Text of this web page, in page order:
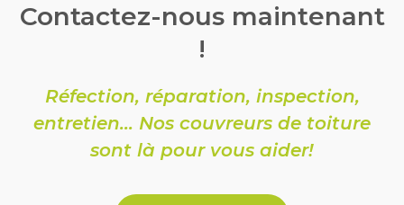
Contactez-nous maintenant
!
Réfection, réparation, inspection,
entretien… Nos couvreurs de toiture
sont là pour vous aider!